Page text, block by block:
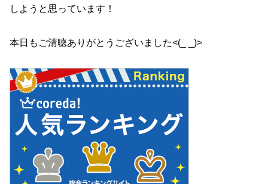
しようと思っています！
本日もご清聴ありがとうございました<(_ _)>